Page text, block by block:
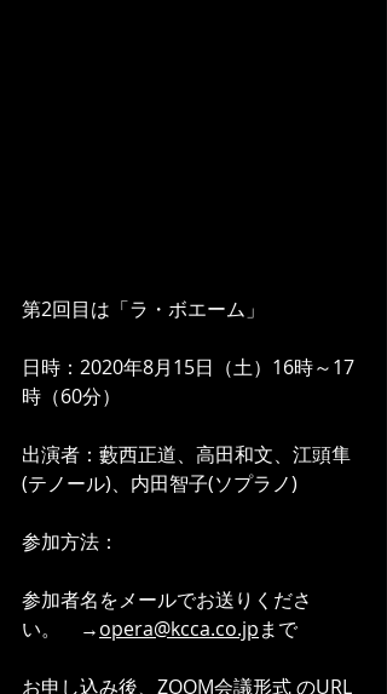
第2回目は「ラ・ボエーム」
日時：2020年8月15日（土）16時～17
時（60分）
出演者：藪西正道、高田和文、江頭隼
(テノール)、内田智子(ソプラノ)
参加方法：
参加者名をメールでお送りくださ
い。　→opera@kcca.co.jpまで
お申し込み後、ZOOM会議形式 のURL